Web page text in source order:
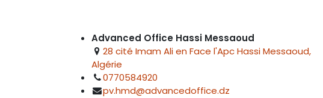
Advanced Office Hassi Messaoud
28 cité Imam Ali en Face l'Apc Hassi Messaoud,
Algérie
0770584920
pv.hmd@advancedoffice.dz